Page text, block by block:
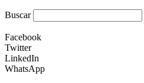
Buscar
Facebook
Twitter
LinkedIn
WhatsApp